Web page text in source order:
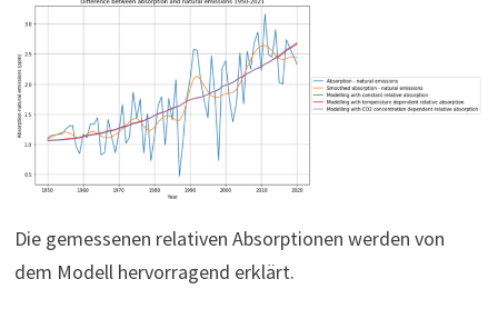
Die gemessenen relativen Absorptionen werden von
dem Modell hervorragend erklärt.